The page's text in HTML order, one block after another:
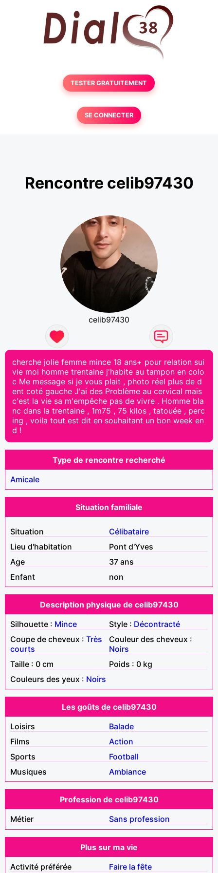
TESTER GRATUITEMENT
SE CONNECTER
Rencontre celib97430
celib97430
cherche jolie femme mince 18 ans+ pour relation sui
vie moi homme trentaine j'habite au tampon en colo
c Me message si je vous plait , photo réel plus de d
ent coté gauche J'ai des Problème au cervical mais
c'est la vie sa m'empêche pas de vivre . Homme bla
nc dans la trentaine , 1m75 , 75 kilos , tatouée , perc
ing , voila tout est dit en souhaitant un bon week en
d !
Type de rencontre recherché
Amicale
Situation familiale
Situation
Célibataire
Lieu d'habitation
Pont d'Yves
Age
37 ans
Enfant
non
Description physique de celib97430
Silhouette : Mince Style : Décontracté
Coupe de cheveux : Très
courts
Couleur des cheveux :
Noirs
Taille : 0 cm
Poids : 0 kg
Couleurs des yeux : Noirs
Les goûts de celib97430
Loisirs
Balade
Films
Action
Sports
Football
Musiques
Ambiance
Profession de celib97430
Métier
Sans profession
Plus sur ma vie
Activité préférée
Faire la fête